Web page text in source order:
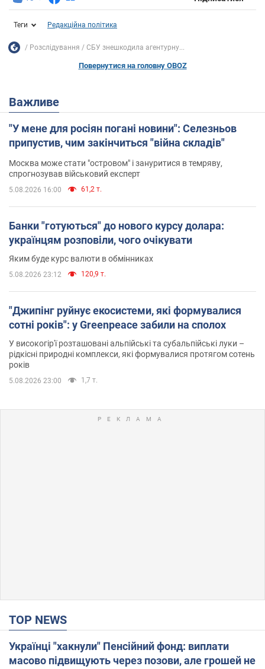
Теги Редакційна політика
Розслідування СБУ знешкодила агентурну...
Повернутися на головну OBOZ
Важливе
"У мене для росіян погані новини": Селезньов
припустив, чим закінчиться "війна складів"
Москва може стати "островом" і зануритися в темряву,
спрогнозував військовий експерт
5.08.2026 16:00 61,2 т.
Банки "готуються" до нового курсу долара:
українцям розповіли, чого очікувати
Яким буде курс валюти в обмінниках
5.08.2026 23:12 120,9 т.
"Джипінг руйнує екосистеми, які формувалися
сотні років": у Greenpeace забили на сполох
У високогір'ї розташовані альпійські та субальпійські луки –
рідкісні природні комплекси, які формувалися протягом сотень
років
5.08.2026 23:00 1,7 т.
TOP NEWS
Українці "хакнули" Пенсійний фонд: виплати
масово підвищують через позови, але грошей не